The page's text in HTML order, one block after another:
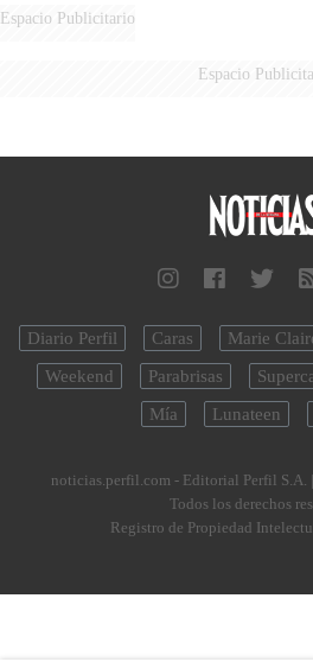
Espacio Publicitario
Espacio
Diario Perfil Caras Marie
Weekend
Parabrisas
Mía
Lunateen
noticias.perfil.com - Editorial Perfil S.A.
Todos los derechos
Registro de Propiedad